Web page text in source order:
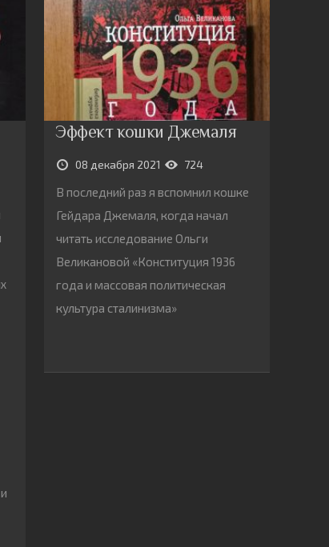
Эффект кошки Джемаля
08 декабря 2021 724
В последний раз я вспомнил кошке
Гейдара Джемаля, когда начал
читать исследование Ольги
Великановой «Конституция 1936
года и массовая политическая
культура сталинизма»